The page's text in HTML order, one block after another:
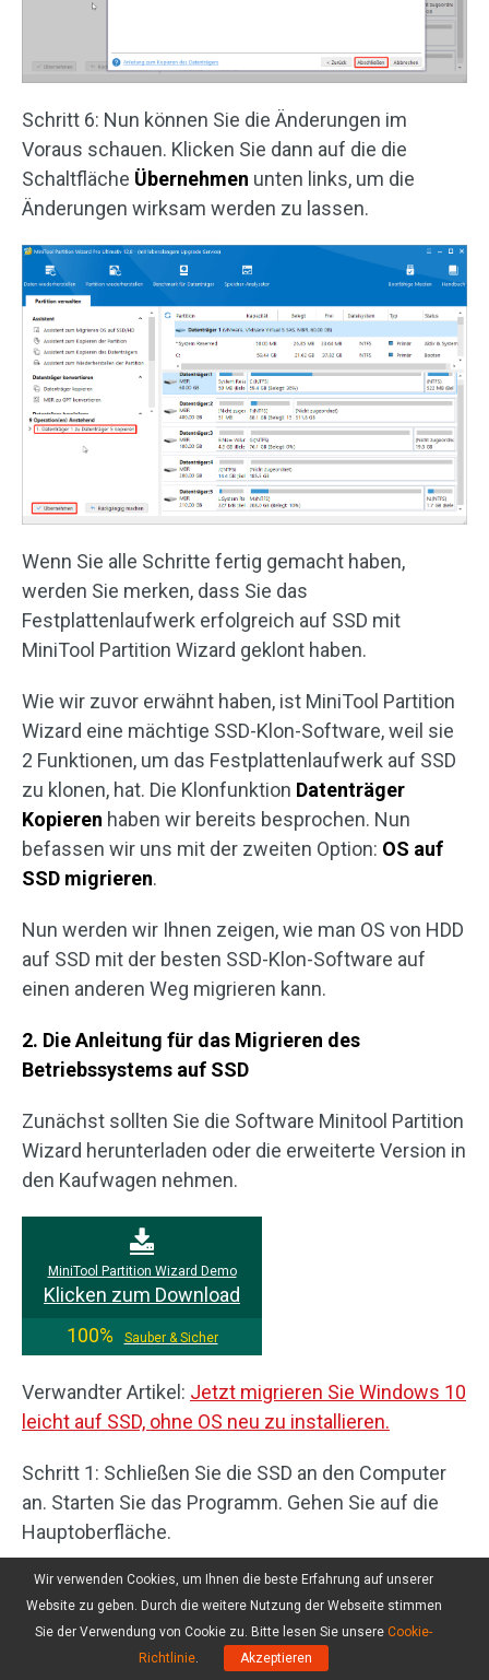
Schritt 6: Nun können Sie die Änderungen im
Voraus schauen. Klicken Sie dann auf die die
Schaltfläche Übernehmen unten links, um die
Änderungen wirksam werden zu lassen.
Wenn Sie alle Schritte fertig gemacht haben,
werden Sie merken, dass Sie das
Festplattenlaufwerk erfolgreich auf SSD mit
MiniTool Partition Wizard geklont haben.
Wie wir zuvor erwähnt haben, ist MiniTool Partition
Wizard eine mächtige SSD-Klon-Software, weil sie
2 Funktionen, um das Festplattenlaufwerk auf SSD
zu klonen, hat. Die Klonfunktion Datenträger
Kopieren haben wir bereits besprochen. Nun
befassen wir uns mit der zweiten Option: OS auf
SSD migrieren.
Nun werden wir Ihnen zeigen, wie man OS von HDD
auf SSD mit der besten SSD-Klon-Software auf
einen anderen Weg migrieren kann.
2. Die Anleitung für das Migrieren des
Betriebssystems auf SSD
Zunächst sollten Sie die Software Minitool Partition
Wizard herunterladen oder die erweiterte Version in
den Kaufwagen nehmen.
MiniTool Partition Wizard Demo
Klicken zum Download
100%
Sauber & Sicher
Verwandter Artikel: Jetzt migrieren Sie Windows 10
leicht auf SSD, ohne OS neu zu installieren.
Schritt 1: Schließen Sie die SSD an den Computer
an. Starten Sie das Programm. Gehen Sie auf die
Hauptoberfläche.
Schritt 2: Wählen Sie das Systemlaufwerk aus.
Wählen Sie die OptionAssistent zum Migrieren OS
auf SSD/HDDvon dem linken Bereich, um
Wir verwenden Cookies, um Ihnen die beste Erfahrung auf unserer
Website zu geben. Durch die weitere Nutzung der Webseite stimmen
Sie der Verwendung von Cookie zu. Bitte lesen Sie unsere Cookie-
Richtlinie. Akzeptieren